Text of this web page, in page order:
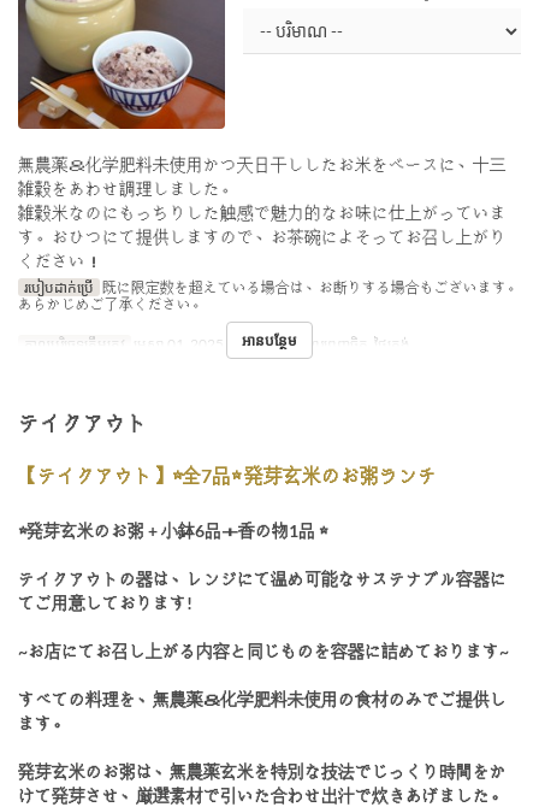
無農薬＆化学肥料未使用かつ天日干ししたお米をベースに、十三
雑穀をあわせ調理しました。
雑穀米なのにもっちりした触感で魅力的なお味に仕上がっていま
す。おひつにて提供しますので、お茶碗によそってお召し上がり
ください！
របៀបដាក់ប្រើ 既に限定数を超えている場合は、お断りする場合もございます。
あらかじめご了承ください。
កាលបរិច្ឆេទត្រឹមត្រូវ មេសា 01, 2025 ~ អាហារ អាហារពេញចិត្ត, ថ្ងៃត្រង់
អានបន្ថែម
テイクアウト
【テイクアウト】☆全7品☆ 発芽玄米のお粥ランチ
☆発芽玄米のお粥 + 小鉢6品＋香の物1品 ☆
テイクアウトの器は、レンジにて温め可能なサステナブル容器に
てご用意しております!
~お店にてお召し上がる内容と同じものを容器に詰めております~
すべての料理を、無農薬＆化学肥料未使用の食材のみでご提供し
ます。
発芽玄米のお粥は、無農薬玄米を特別な技法でじっくり時間をか
けて発芽させ、厳選素材で引いた合わせ出汁で炊きあげました。